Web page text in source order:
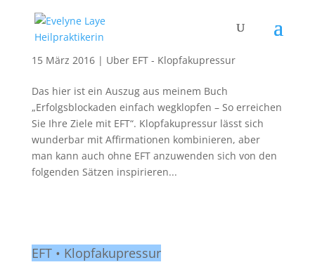
Positive Sätze, Affirmationen, Afformationen
15 März 2016| Über EFT - Klopfakupressur
Das hier ist ein Auszug aus meinem Buch
„Erfolgsblockaden einfach wegklopfen – So erreichen
Sie Ihre Ziele mit EFT“. Klopfakupressur lässt sich
wunderbar mit Affirmationen kombinieren, aber
man kann auch ohne EFT anzuwenden sich von den
folgenden Sätzen inspirieren...
EFT • Klopfakupressur